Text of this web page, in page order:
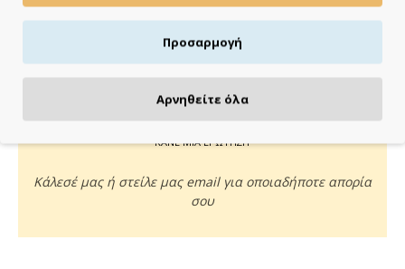
ΠΛΗΡΩΝΕΙΣ ΟΠΩΣ ΘΕΣ
Πιστωτική/χρεωστική κάρτα, αντικαταβολή ή κατάθεση
ΚΑΝΕ ΜΙΑ ΕΡΩΤΗΣΗ
Κάλεσέ μας ή στείλε μας email για οποιαδήποτε απορία
σου
Προσαρμογή
Αρνηθείτε όλα